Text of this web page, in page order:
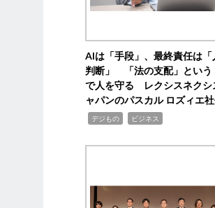
AIは「手段」、最終責任は「
判断」 「法の支配」という
で人を守る レクシスネクシ
ャパンのパスカル ロズィエ
デジもの ビジネス